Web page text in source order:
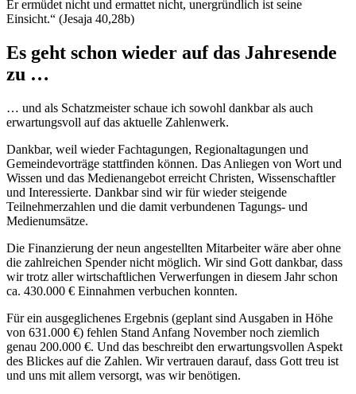
Er ermüdet nicht und ermattet nicht, unergründlich ist seine
Einsicht.“ (Jesaja 40,28b)
Es geht schon wieder auf das Jahresende
zu …
… und als Schatzmeister schaue ich sowohl dankbar als auch
erwartungsvoll auf das aktuelle Zahlenwerk.
Dankbar, weil wieder Fachtagungen, Regionaltagungen und
Gemeindevorträge stattfinden können. Das Anliegen von Wort und
Wissen und das Medienangebot erreicht Christen, Wissenschaftler
und Interessierte. Dankbar sind wir für wieder steigende
Teilnehmerzahlen und die damit verbundenen Tagungs- und
Medienumsätze.
Die Finanzierung der neun angestellten Mitarbeiter wäre aber ohne
die zahlreichen Spender nicht möglich. Wir sind Gott dankbar, dass
wir trotz aller wirtschaftlichen Verwerfungen in diesem Jahr schon
ca. 430.000 € Einnahmen verbuchen konnten.
Für ein ausgeglichenes Ergebnis (geplant sind Ausgaben in Höhe
von 631.000 €) fehlen Stand Anfang November noch ziemlich
genau 200.000 €. Und das beschreibt den erwartungsvollen Aspekt
des Blickes auf die Zahlen. Wir vertrauen darauf, dass Gott treu ist
und uns mit allem versorgt, was wir benötigen.